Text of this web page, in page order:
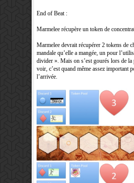
End of Beat :
Marmelee récupère un token de
Marmelee devrait récupérer 2 tokens de
mandale qu’elle a mangée, un pour
divider ». Mais on s’est gourés lors de
voir, c’est quand même assez important
l’arrivée.